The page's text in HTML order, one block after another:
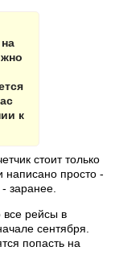
к
стоит только
написано просто -
заранее.
все рейсы в
сентября.
попасть на